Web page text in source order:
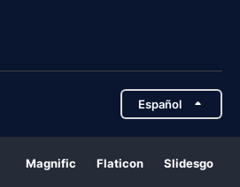
Español
Magnific Flaticon Slidesgo